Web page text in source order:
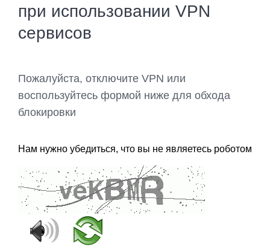
при использовании VPN
сервисов
Пожалуйста, отключите VPN или
воспользуйтесь формой ниже для обхода
блокировки
Нам нужно убедиться, что вы не являетесь роботом